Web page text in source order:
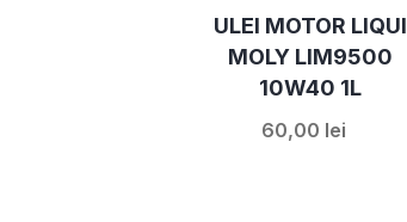
ULEI MOTOR LIQUI
MOLY LIM9500
10W40 1L
60,00 lei